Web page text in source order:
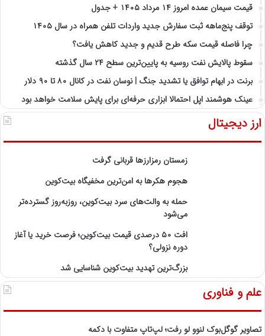
قیمت سیمان عمده امروز ۱۴ مرداد ۱۴۰۵ + جدول
توقف پنج‌ماهه ثبت سفارش جدید واردات تلفن همراه در سال ۱۴۰۵
چرا فاصله قیمت سکه طرح قدیم و جدید کاهش یافت؟
سقوط پالایش نفت روسیه به پایین‌ترین سطح ۲۴ سال گذشته
برنت در ابهام توافق یا تشدید جنگ | نوسان نفت در کانال ۸۰ تا ۹۰ دلار
عینک هوشمند اپل احتمالا ابزاری حرفه‌ای برای پایش سلامت خواهد بود
ارز دیجیتال
زمستان رمزارزها قربانی گرفت
هجوم هکرها به امن‌ترین مخفیگاه بیت‌کوین
حمله به والت‌های سرد بیت‌کوین، روزبه‌روز گسترده‌تر
می‌شود
افت ۵۰ درصدی قیمت بیت‌کوین؛ فرصت خرید یا آغاز
دوره نزولی؟
بزرگ‌ترین تهدید بیت‌کوین شناسایی شد
علم و فناوری
تصاویر گوگل‌بوک لنوو لو رفت؛ لپ‌تاپ متفاوت با دکمه